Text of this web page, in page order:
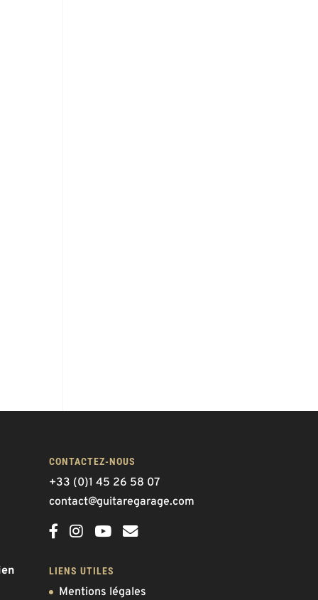
CONTACTEZ-NOUS
+33 (0)1 45 26 58 07
contact@guitaregarage.com
LIENS UTILES
Mentions légales